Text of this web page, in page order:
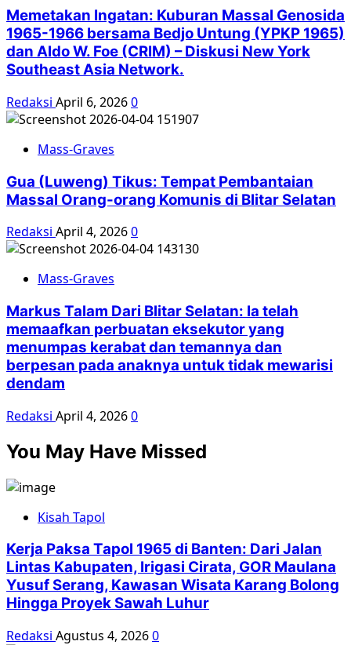
Memetakan Ingatan: Kuburan Massal Genosida
1965-1966 bersama Bedjo Untung (YPKP 1965)
dan Aldo W. Foe (CRIM) – Diskusi New York
Southeast Asia Network.
Redaksi April 6, 20260
Mass-Graves
Gua (Luweng) Tikus: Tempat Pembantaian
Massal Orang-orang Komunis di Blitar Selatan
Redaksi April 4, 20260
Mass-Graves
Markus Talam Dari Blitar Selatan: Ia telah
memaafkan perbuatan eksekutor yang
menumpas kerabat dan temannya dan
berpesan pada anaknya untuk tidak mewarisi
dendam
Redaksi April 4, 20260
You May Have Missed
Kisah Tapol
Kerja Paksa Tapol 1965 di Banten: Dari Jalan
Lintas Kabupaten, Irigasi Cirata, GOR Maulana
Yusuf Serang, Kawasan Wisata Karang Bolong
Hingga Proyek Sawah Luhur
Redaksi Agustus 4, 20260